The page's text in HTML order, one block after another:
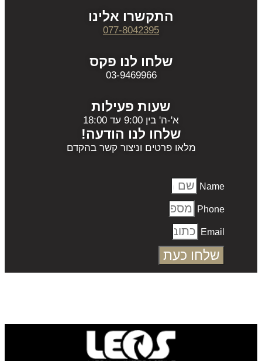
התקשרו אלינו
077-8042395
שלחו לנו פקס
03-9469966
שעות פעילות
א'-ה' בין 9:00 עד 18:00
שלחו לנו הודעה!
מלאו פרטים וניצור קשר בהקדם
Name
Phone
Email
שלחו כעת